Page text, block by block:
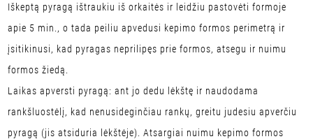
Iškeptą pyragą ištraukiu iš orkaitės ir leidžiu pastovėti formoje
apie 5 min., o tada peiliu apvedusi kepimo formos perimetrą ir
įsitikinusi, kad pyragas neprilipęs prie formos, atsegu ir nuimu
formos žiedą.
Laikas apversti pyragą: ant jo dedu lėkštę ir naudodama
rankšluostėlį, kad nenusideginčiau rankų, greitu judesiu apverčiu
pyragą (jis atsiduria lėkštėje). Atsargiai nuimu kepimo formos